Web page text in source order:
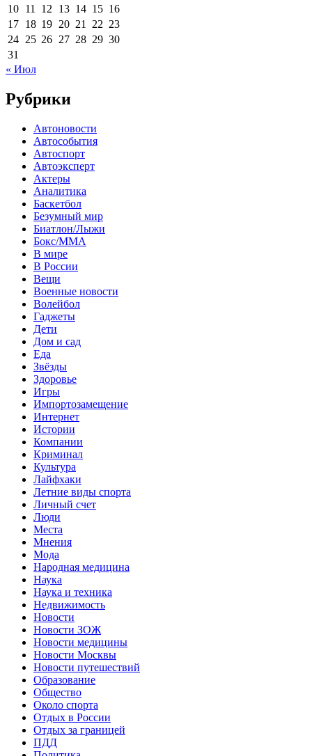
10 11 12 13 14 15 16
17 18 19 20 21 22 23
24 25 26 27 28 29 30
31
« Июл
Рубрики
Автоновости
Автособытия
Автоспорт
Автоэксперт
Актеры
Аналитика
Баскетбол
Безумный мир
Биатлон/Лыжи
Бокс/MMA
В мире
В России
Вещи
Военные новости
Волейбол
Гаджеты
Дети
Дом и сад
Еда
Звёзды
Здоровье
Игры
Импортозамещение
Интернет
Истории
Компании
Криминал
Культура
Лайфхаки
Летние виды спорта
Личный счет
Люди
Места
Мнения
Мода
Народная медицина
Наука
Наука и техника
Недвижимость
Новости
Новости ЗОЖ
Новости медицины
Новости Москвы
Новости путешествий
Образование
Общество
Около спорта
Отдых в России
Отдых за границей
ПДД